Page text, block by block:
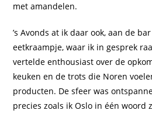
met amandelen.
’s Avonds at ik daar ook, aan de
eetkraampje, waar ik in gesprek
vertelde enthousiast over de
keuken en de trots die Noren
producten. De sfeer was
precies zoals ik Oslo in één woord